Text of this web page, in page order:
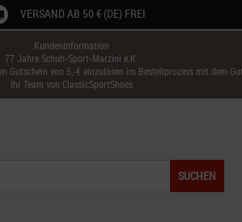
VERSAND AB 50 € (DE) FREI
Kundeninformation
77 Jahre Schuh-Sport-Marzini e.K.
Gutschein von 5,-€ einzulösen im Bestellprozess mit dem
Ihr Team von ClassicSportShoes
SUCHEN